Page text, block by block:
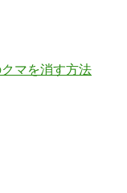
マを消す方法